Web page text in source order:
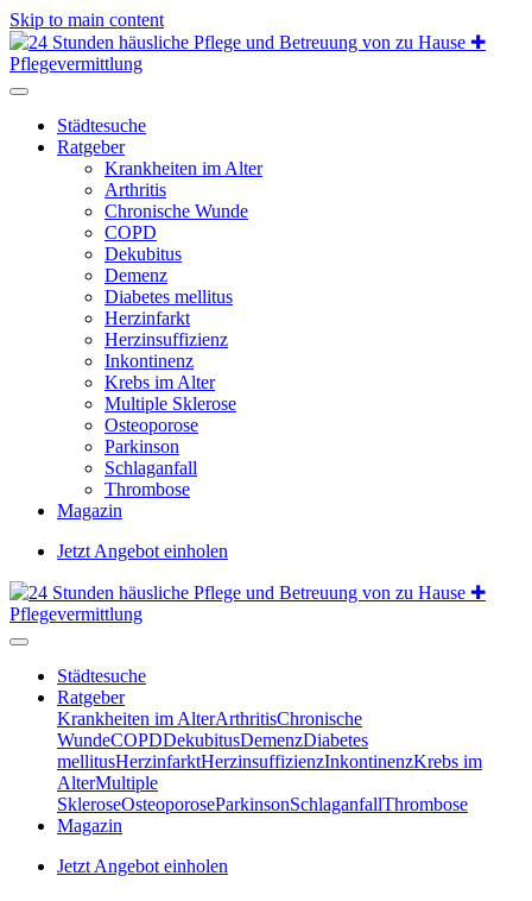
Skip to main content
Städtesuche
Ratgeber
Krankheiten im Alter
Arthritis
Chronische Wunde
COPD
Dekubitus
Demenz
Diabetes mellitus
Herzinfarkt
Herzinsuffizienz
Inkontinenz
Krebs im Alter
Multiple Sklerose
Osteoporose
Parkinson
Schlaganfall
Thrombose
Magazin
Jetzt Angebot einholen
Städtesuche
Ratgeber
Krankheiten im AlterArthritisChronische
WundeCOPDDekubitusDemenzDiabetes
mellitusHerzinfarktHerzinsuffizienzInkontinenzKrebs im
AlterMultiple
SkleroseOsteoporoseParkinsonSchlaganfallThrombose
Magazin
Jetzt Angebot einholen